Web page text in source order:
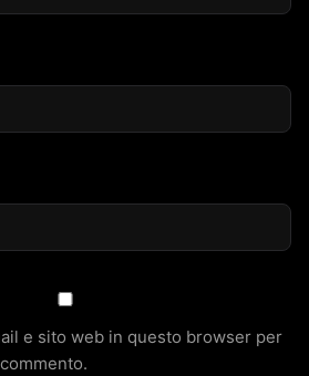
e sito web in questo browser per